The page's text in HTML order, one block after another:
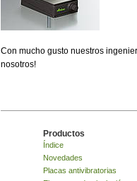
Con mucho gusto nuestros
nosotros!
Productos
Índice
Novedades
Placas antivibratorias